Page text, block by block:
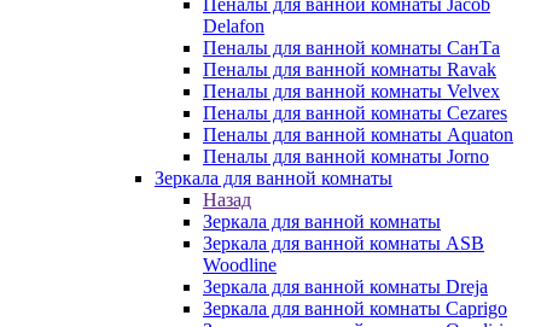
Пеналы для ванной комнаты Jacob
Delafon
Пеналы для ванной комнаты СанТа
Пеналы для ванной комнаты Ravak
Пеналы для ванной комнаты Velvex
Пеналы для ванной комнаты Cezares
Пеналы для ванной комнаты Aquaton
Пеналы для ванной комнаты Jorno
Зеркала для ванной комнаты
Назад
Зеркала для ванной комнаты
Зеркала для ванной комнаты ASB
Woodline
Зеркала для ванной комнаты Dreja
Зеркала для ванной комнаты Caprigo